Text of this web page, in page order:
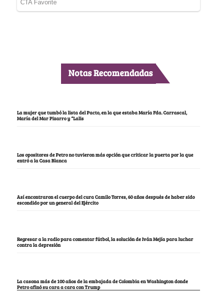
Notas Recomendadas
La mujer que tumbó la lista del Pacto, en la que estaba María Fda. Carrascal,
María del Mar Pizarro y “Lalis
Los opositores de Petro no tuvieron más opción que criticar la puerta por la que
entró a la Casa Blanca
Así encontraron el cuerpo del cura Camilo Torres, 60 años después de haber sido
escondido por un general del Ejército
Regresar a la radio para comentar fútbol, la solución de Iván Mejía para luchar
contra la depresión
La casona más de 100 años de la embajada de Colombia en Washington donde
Petro afinó su cara a cara con Trump